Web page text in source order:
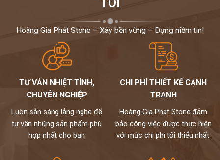
TÔI
Hoàng Gia Phát Stone – Xây bền vững – Dựng niềm tin!
TƯ VẤN NHIỆT TÌNH,
CHUYÊN NGHIỆP
Luôn sẵn sàng lắng nghe để
tư vấn những sản phẩm phù
hợp nhất cho bạn
CHI PHÍ THIẾT KẾ CẠNH
TRANH
Hoàng Gia Phát Stone đảm
bảo công việc được thực hiện
với mức chi phí tối thiểu nhất.